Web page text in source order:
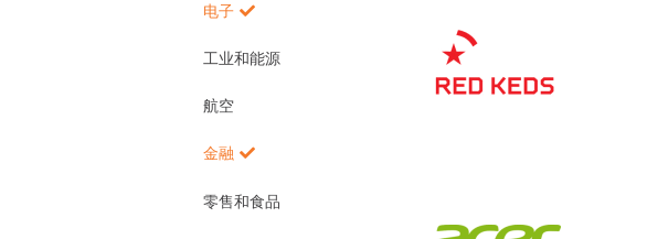
电子
工业和能源
航空
金融
零售和食品